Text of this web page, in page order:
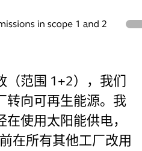
（范围 1+2），我们
转向可再生能源。我
使用太阳能供电，
在所有其他工厂改用